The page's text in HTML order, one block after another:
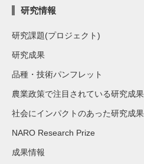
研究情報
研究課題(プロジェクト)
研究成果
品種・技術パンフレット
農業政策で注目されている研究成果
社会にインパクトのあった研究成果
NARO Research Prize
成果情報